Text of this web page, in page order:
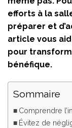
efforts à la
préparer et
article vous
pour
bénéfique.
Sommaire
Comprendre
Évitez de